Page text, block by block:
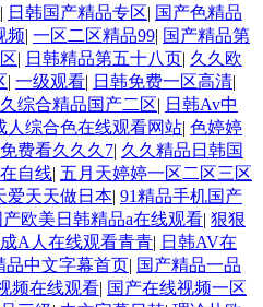
| 日韩国产精品专区| 国产色精品
频| 一区二区精品99| 国产精品第
| 日韩精品第五十八页| 久久欧
| 一级观看| 日韩免费一区高清|
综合精品国产二区| 日韩Av中
人综合色在线观看网站| 色婷婷
费看久久久7| 久久精品日韩国
自线| 五月天婷婷一区二区三区
爱天天做日本| 91精品手机国产
产欧美日韩精品a在线观看| 狠狠
A人在线观看青青| 日韩AV在
品中文字幕首页| 国产精品一品
频在线观看| 国产在线视频一区